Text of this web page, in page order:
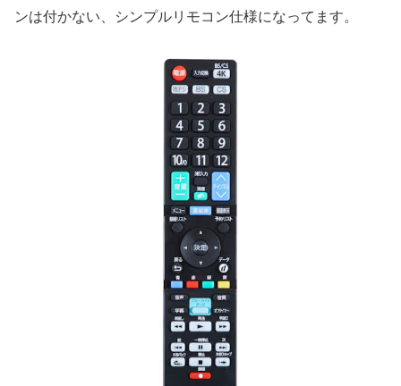
ンは付かない、シンプルリモコン仕様になってます。